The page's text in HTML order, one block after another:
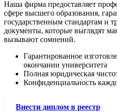
Наша фирма предоставляет
сфере высшего образования,
государственным стандартам и
документы, которые выглядят
вызывают сомнений.
Гарантированное
окончании университета
Полная юридическая
Конфиденциальность
Внести диплом в реестр